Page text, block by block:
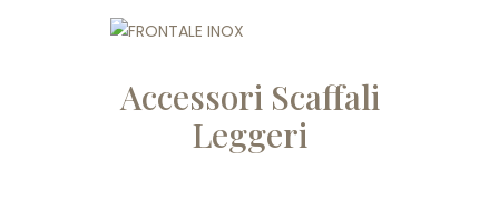
Accessori Scaffali
Leggeri